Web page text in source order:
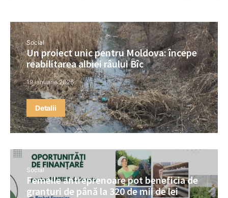
Social
Un proiect unic pentru Moldova: începe
reabilitarea albiei râului Bîc
19 ianuarie 2026
Detalii
Social
Femeile antreprenoare pot beneficia de
granturi de până la 320 de mii de lei